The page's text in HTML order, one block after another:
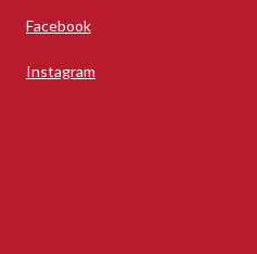
Facebook
Instagram